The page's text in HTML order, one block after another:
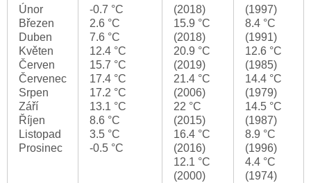
Únor
Březen
Duben
Květen
Červen
Červenec
Srpen
Září
Říjen
Listopad
Prosinec
-0.7 °C
2.6 °C
7.6 °C
12.4 °C
15.7 °C
17.4 °C
17.2 °C
13.1 °C
8.6 °C
3.5 °C
-0.5 °C
(2018)
15.9 °C
(2018)
20.9 °C
(2019)
21.4 °C
(2006)
22 °C
(2015)
16.4 °C
(2016)
12.1 °C
(2000)
(1997)
8.4 °C
(1991)
12.6 °C
(1985)
14.4 °C
(1979)
14.5 °C
(1987)
8.9 °C
(1996)
4.4 °C
(1974)